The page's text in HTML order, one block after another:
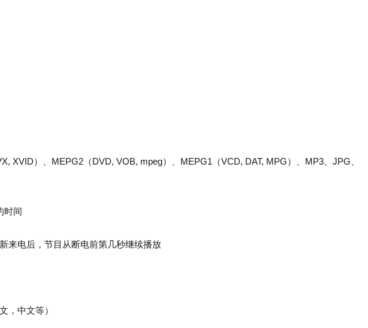
XVID）、MEPG2（DVD, VOB, mpeg）、MEPG1（VCD, DAT, MPG）、MP3、JPG、
时间
来电后，节目从断电前第几秒继续播放
，中文等）